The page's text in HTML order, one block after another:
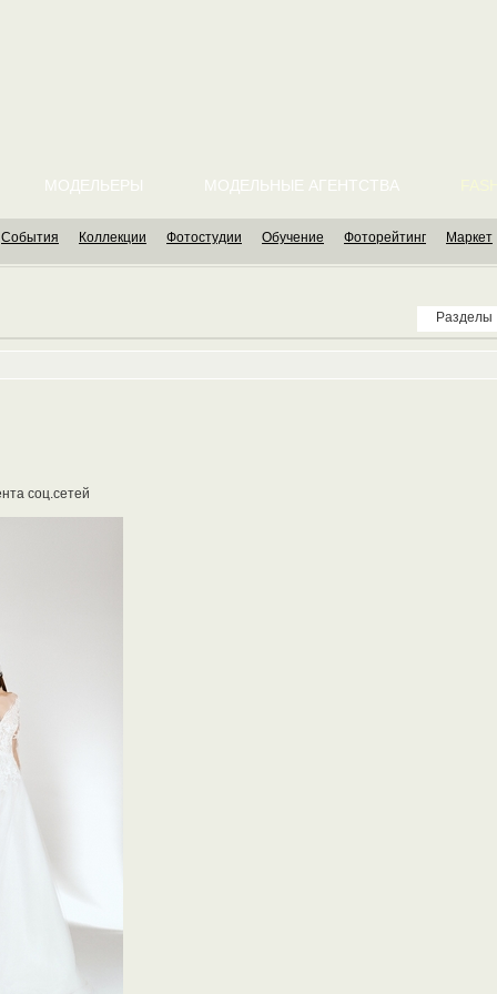
МОДЕЛЬЕРЫ МОДЕЛЬНЫЕ АГЕНТСТВА
События Коллекции Фотостудии Обучение Фоторейтинг Маркет
Разделы
соц.сетей